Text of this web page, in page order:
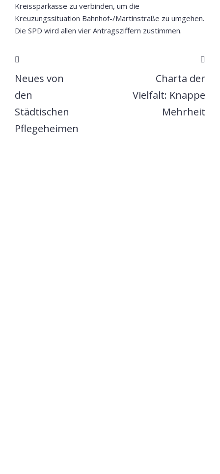
Kreissparkasse zu verbinden, um die
Kreuzungssituation Bahnhof-/Martinstraße zu umgehen.
Die SPD wird allen vier Antragsziffern zustimmen.
Neues von
den
Städtischen
Pflegeheimen
Charta der
Vielfalt: Knappe
Mehrheit